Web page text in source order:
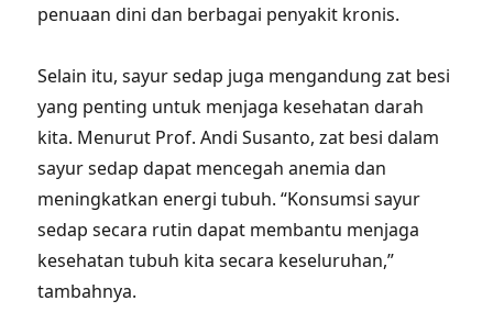
penuaan dini dan berbagai penyakit kronis.
Selain itu, sayur sedap juga mengandung zat besi
yang penting untuk menjaga kesehatan darah
kita. Menurut Prof. Andi Susanto, zat besi dalam
sayur sedap dapat mencegah anemia dan
meningkatkan energi tubuh. “Konsumsi sayur
sedap secara rutin dapat membantu menjaga
kesehatan tubuh kita secara keseluruhan,”
tambahnya.